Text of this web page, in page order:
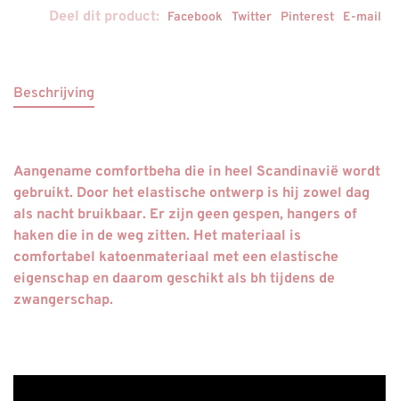
Deel dit product: Facebook Twitter Pinterest E-mail
Beschrijving
Aangename comfortbeha die in heel Scandinavië wordt
gebruikt. Door het elastische ontwerp is hij zowel dag
als nacht bruikbaar. Er zijn geen gespen, hangers of
haken die in de weg zitten. Het materiaal is
comfortabel katoenmateriaal met een elastische
eigenschap en daarom geschikt als bh tijdens de
zwangerschap.